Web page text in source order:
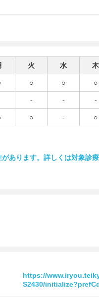
火 水 木
○ ○ ○
- - -
○ - ○
あります。詳しくは対象診
https://
S2430/